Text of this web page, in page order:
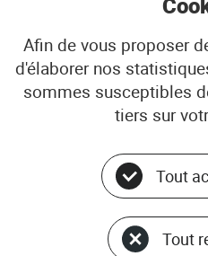
18, rue Jean Jaurès
02 98 33 51 71
©
PLAN
DONNÉES
Afin de vous proposer
d'élaborer nos
sommes susceptibles
tiers sur
Tout
Tout